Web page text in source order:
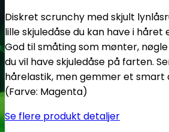
Diskret scrunchy med skjult
lille skjuledåse du kan have i
God til småting som mønter,
du vil have skjuledåse på farten.
hårelastik, men gemmer et smart
(Farve: Magenta)
Se flere produkt detaljer